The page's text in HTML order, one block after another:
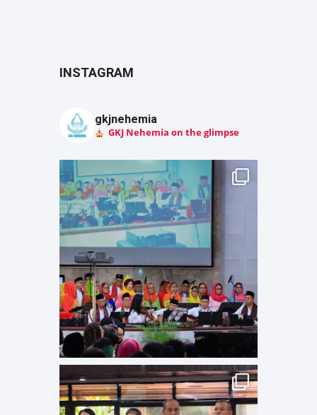
INSTAGRAM
gkjnehemia
GKJ Nehemia on the glimpse